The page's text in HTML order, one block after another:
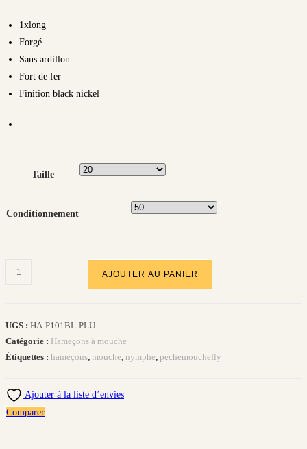
1xlong
Forgé
Sans ardillon
Fort de fer
Finition black nickel
Taille
Conditionnement
quantité
BL+
AJOUTER AU PANIER
UGS : HA-P101BL-PLU
Catégorie : Hameçons à mouche
Étiquettes : hameçons, mouche, nymphe, pechemouchefly
Ajouter à la liste d’envies
Comparer